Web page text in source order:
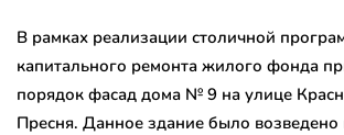
В рамках реализации столичной
капитального ремонта жилого фонда
порядок фасад дома № 9 на улице
Пресня. Данное здание было возведено